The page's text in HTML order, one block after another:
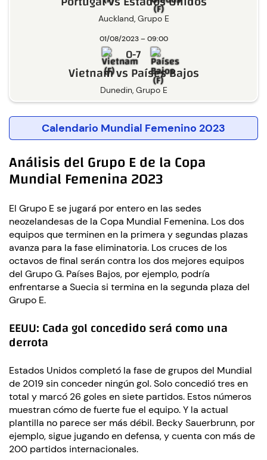
Auckland, Grupo E
01/08/2023 – 09:00
Dunedin, Grupo E
0-7
Vietnam vs Países Bajos
Calendario Mundial Femenino 2023
Análisis del Grupo E de la Copa
Mundial Femenina 2023
El Grupo E se jugará por entero en las sedes
neozelandesas de la Copa Mundial Femenina. Los dos
equipos que terminen en la primera y segundas plazas
avanza para la fase eliminatoria. Los cruces de los
octavos de final serán contra los dos mejores equipos
del Grupo G. Países Bajos, por ejemplo, podría
enfrentarse a Suecia si termina en la segunda plaza del
Grupo E.
EEUU: Cada gol concedido será como una
derrota
Estados Unidos completó la fase de grupos del Mundial
de 2019 sin conceder ningún gol. Solo concedió tres en
total y marcó 26 goles en siete partidos. Estos números
muestran cómo de fuerte fue el equipo. Y la actual
plantilla no parece ser más débil. Becky Sauerbrunn, por
ejemplo, sigue jugando en defensa, y cuenta con más de
200 partidos internacionales.